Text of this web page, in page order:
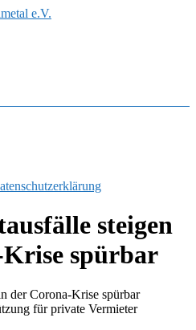
steigen
spürbar
der Corona-Krise spürbar
für private Vermieter